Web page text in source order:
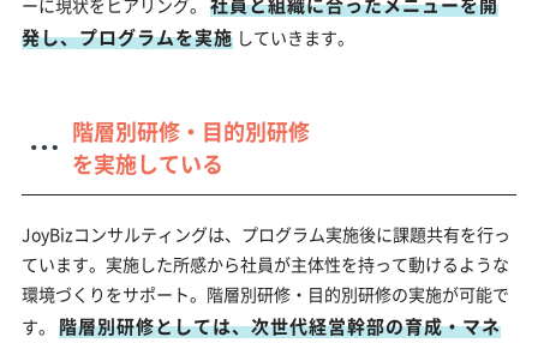
ーに現状をヒアリング。
発し、プログラムを実施 していきます。
階層別研修・目的別研修
を実施している
JoyBizコンサルティングは、プログラム実施後に課題共有を行っ
ています。実施した所感から社員が主体性を持って動けるような
環境づくりをサポート。階層別研修・目的別研修の実施が可能で
す。 階層別研修としては、次世代経営幹部の育成・マネ